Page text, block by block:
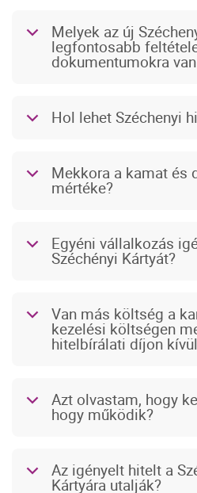
b Melyek az új
legfontosabb
dokumentumokra
b Hol lehet Széchenyi
b Mekkora a kamat és
mértéke?
b Egyéni vállalkozás
Széchényi Kártyát?
b Van más költség a
kezelési költségen
hitelbírálati díjon
b Azt olvastam, hogy
hogy működik?
b Az igényelt hitelt a
Kártyára utalják?